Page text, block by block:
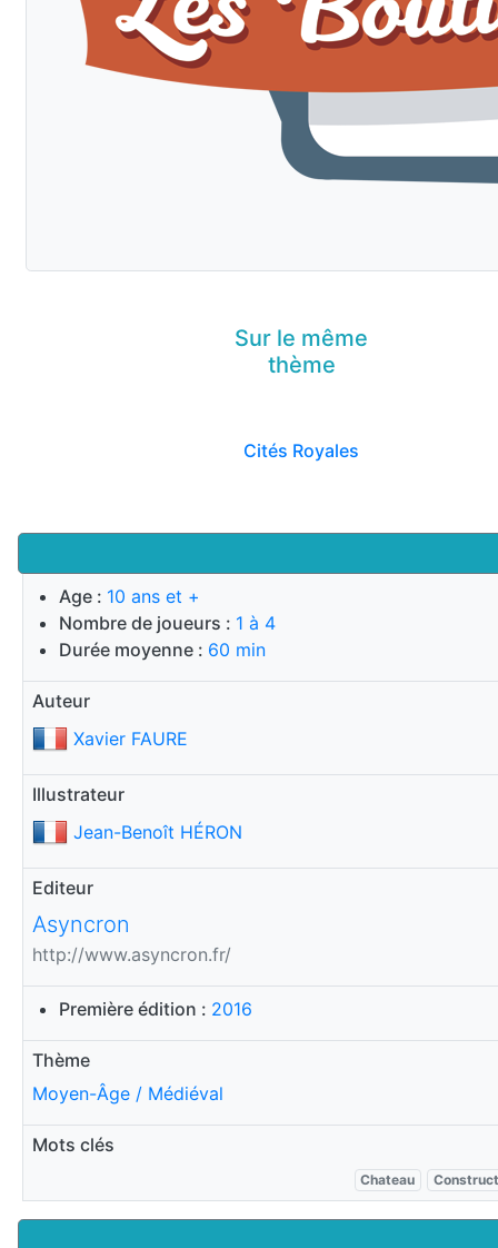
Age : 10 ans et +
Nombre de joueurs : 1 à 4
Durée moyenne : 60 min
Auteur
Xavier FAURE
Illustrateur
Jean-Benoît HÉRON
Editeur
Asyncron
http://www.asyncron.fr/
Première édition : 2016
Thème
Moyen-Âge / Médiéval
Mots clés
Chateau
Sur le même
thème
Cités Royales